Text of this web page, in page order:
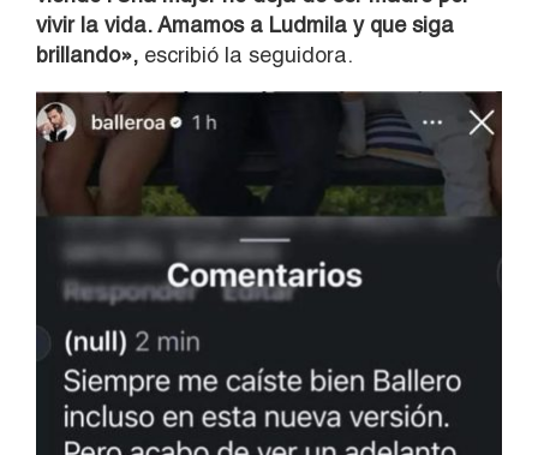
vivir la vida. Amamos a Ludmila y que siga
brillando», escribió la seguidora.